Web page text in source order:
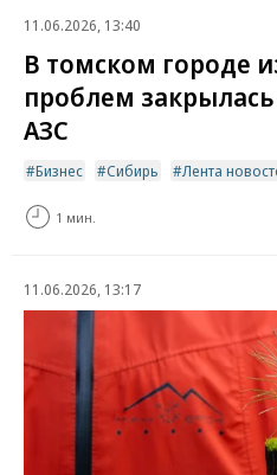
11.06.2026, 13:40
В томском городе
проблем
АЗС
Бизнес Сибирь Лента
1 мин.
11.06.2026, 13:17